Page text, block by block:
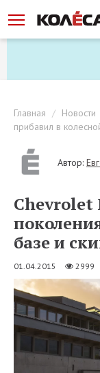
Главная Новости
прибавил в
Автор:
Chevrolet
базе и
01.04.2015 2999